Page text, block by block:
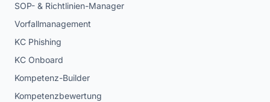
SOP- & Richtlinien-Manager
Vorfallmanagement
KC Phishing
KC Onboard
Kompetenz-Builder
Kompetenzbewertung